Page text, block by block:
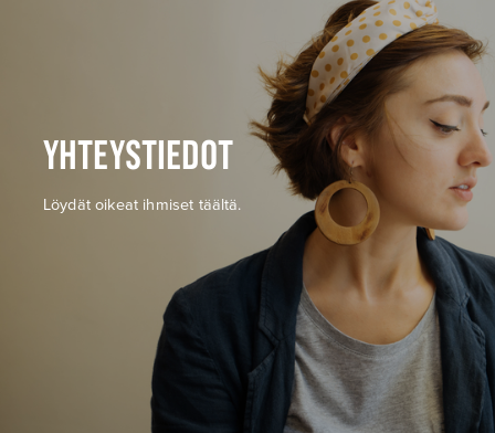
YHTEYSTIEDOT
Löydät oikeat ihmiset täältä.